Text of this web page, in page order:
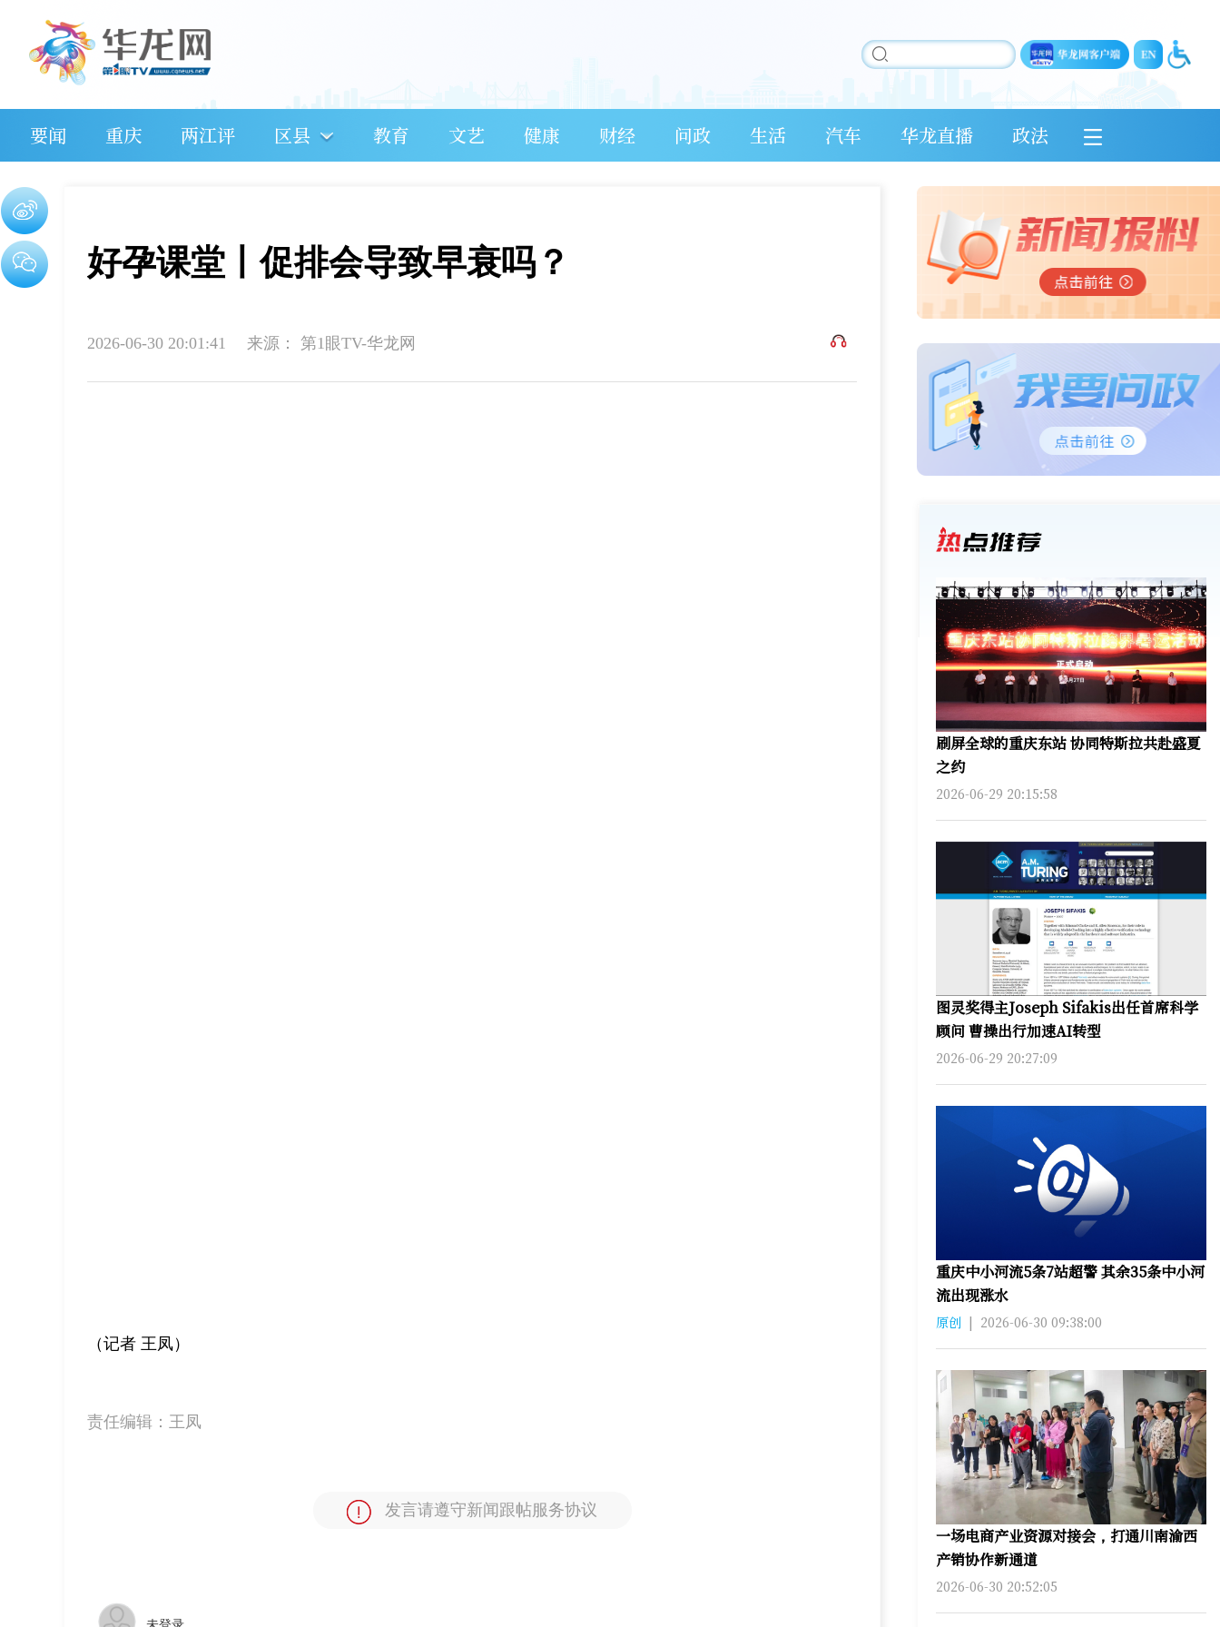
要闻 重庆 两江评 区县 教育 文艺 健康 财经 问政 生活 汽车 华龙直播 政法
好孕课堂丨促排会导致早衰吗？
2026-06-30 20:01:41 来源： 第1眼TV-华龙网
（记者 王凤）
责任编辑： 王凤
发言请遵守新闻跟帖服务协议
刷屏全球的重庆东站 协同特斯拉共赴盛夏
之约
2026-06-29 20:15:58
图灵奖得主Joseph Sifakis出任首席科学
顾问 曹操出行加速AI转型
2026-06-29 20:27:09
重庆中小河流5条7站超警 其余35条中小河
流出现涨水
原创 | 2026-06-30 09:38:00
一场电商产业资源对接会，打通川南渝西
产销协作新通道
2026-06-30 20:52:05